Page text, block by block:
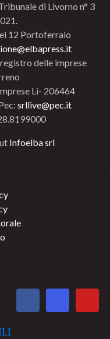
di Livorno n° 3
12 Portoferraio
delle imprese
Li- 206464
srllive@pec.it
Infoelba srl